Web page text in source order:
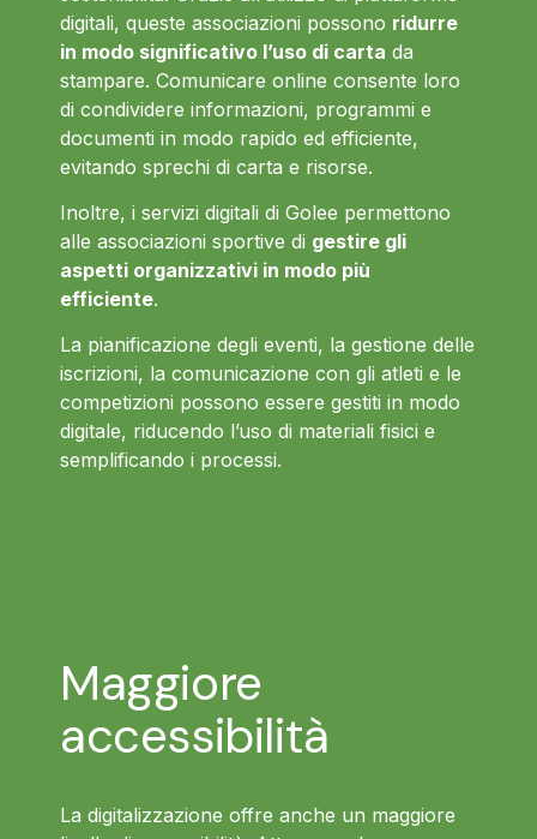
digitali, queste associazioni possono ridurre
in modo significativo l’uso di carta da
stampare. Comunicare online consente loro
di condividere informazioni, programmi e
documenti in modo rapido ed efficiente,
evitando sprechi di carta e risorse.
Inoltre, i servizi digitali di Golee permettono
alle associazioni sportive di gestire gli
aspetti organizzativi in modo più
efficiente.
La pianificazione degli eventi, la gestione delle
iscrizioni, la comunicazione con gli atleti e le
competizioni possono essere gestiti in modo
digitale, riducendo l’uso di materiali fisici e
semplificando i processi.
Maggiore
accessibilità
La digitalizzazione offre anche un maggiore